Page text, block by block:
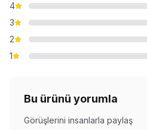
4
3
2
1
Bu ürünü yorumla
Görüşlerini insanlarla paylaş